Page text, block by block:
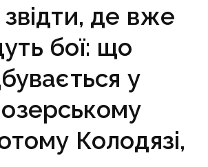
звідти, де вже
бої: що
у
Колодязі,